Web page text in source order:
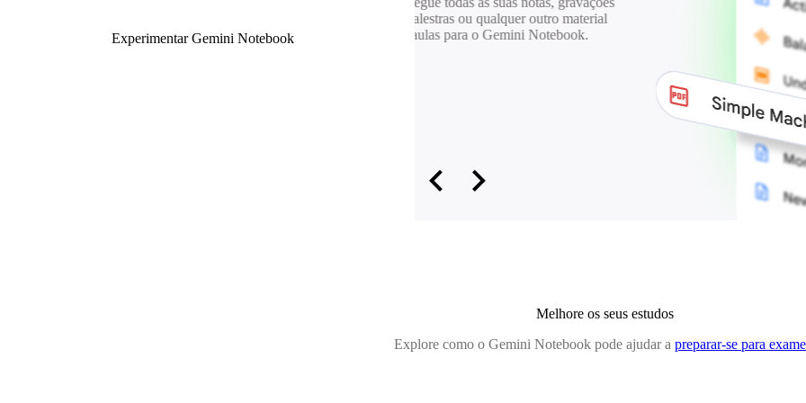
Experimentar Gemini Notebook
receba respostas detalhadas com
citações. Resuma informações longas e
complexas.
chevron_backward chevron_forward
Melhore os seus estudos
Explore como o Gemini Notebook pode ajudar a preparar-se para